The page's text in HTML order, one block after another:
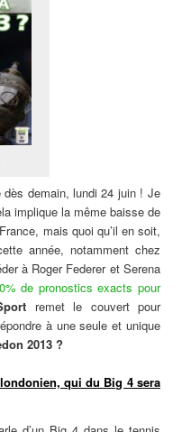
demain, lundi 24 juin ! Je
implique la même baisse de
mais quoi qu’il en soit,
année, notamment chez
à Roger Federer et Serena
de pronostics exacts pour
remet le couvert pour
à une seule et unique
2013 ?
qui du Big 4 sera